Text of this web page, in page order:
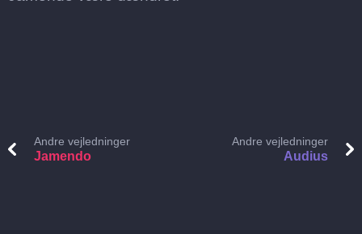
Andre vejledninger
Jamendo
Andre vejledninger
Audius